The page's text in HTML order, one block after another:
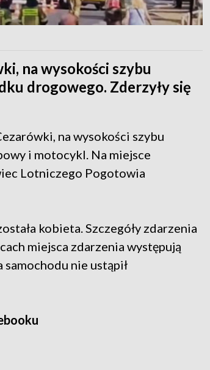
na wysokości szybu
drogowego. Zderzyły się
na wysokości szybu
i motocykl. Na miejsce
Lotniczego Pogotowia
kobieta. Szczegóły zdarzenia
miejsca zdarzenia występują
nie ustąpił